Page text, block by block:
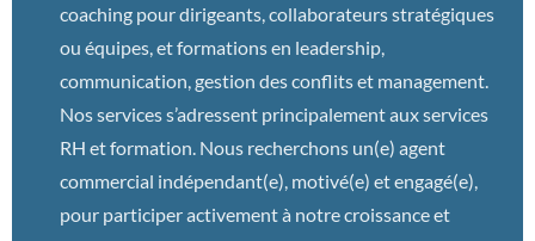
coaching pour dirigeants, collaborateurs stratégiques
ou équipes, et formations en leadership,
communication, gestion des conflits et management.
Nos services s’adressent principalement aux services
RH et formation. Nous recherchons un(e) agent
commercial indépendant(e), motivé(e) et engagé(e),
pour participer activement à notre croissance et